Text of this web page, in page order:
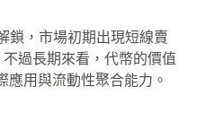
鎖，市場初期出現短線賣
過長期來看，代幣的價值
應用與流動性聚合能力。